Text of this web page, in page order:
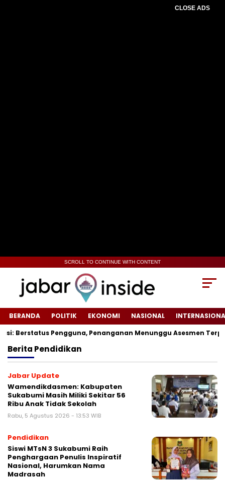
CLOSE ADS
SCROLL TO CONTINUE WITH CONTENT
BERANDA POLITIK EKONOMI NASIONAL
Pengguna, Penanganan Menunggu Asesmen Terpadu
Berita Pendidikan
Jabar Update
Wamendikdasmen: Kabupaten
Sukabumi Masih Miliki Sekitar 56
Ribu Anak Tidak Sekolah
Rabu, 5 Agustus 2026 - 13:53 WIB
Pendidikan
‎Siswi MTsN 3 Sukabumi Raih
Penghargaan Penulis Inspiratif
Nasional, Harumkan Nama
Madrasah‎